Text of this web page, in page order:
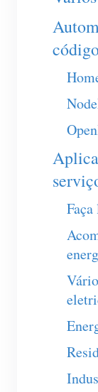
Loja
FAQ